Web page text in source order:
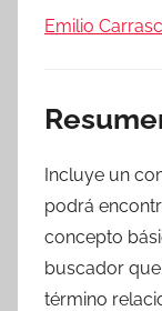
Emilio
Incluye un
podrá
concepto
buscador
término